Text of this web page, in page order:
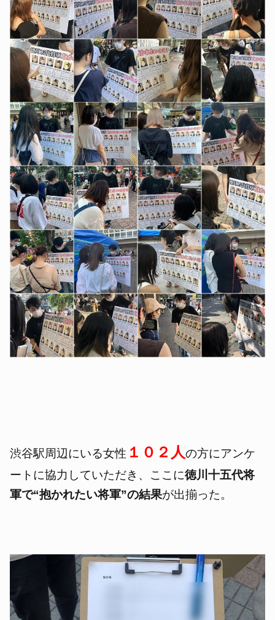
渋谷駅周辺にいる女性 １０２人の方にアンケ
ートに協力していただき、ここに徳川十五代将
軍で“抱かれたい将軍”の結果が出揃った。